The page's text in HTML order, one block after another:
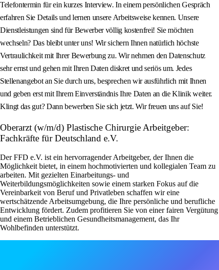
Telefontermin für ein kurzes Interview. In einem persönlichen Gespräch
erfahren Sie Details und lernen unsere Arbeitsweise kennen. Unsere
Dienstleistungen sind für Bewerber völlig kostenfrei! Sie möchten
wechseln? Das bleibt unter uns! Wir sichern Ihnen natürlich höchste
Vertraulichkeit mit Ihrer Bewerbung zu. Wir nehmen den Datenschutz
sehr ernst und gehen mit Ihren Daten diskret und seriös um. Jedes
Stellenangebot an Sie durch uns, besprechen wir ausführlich mit Ihnen
und geben erst mit Ihrem Einverständnis Ihre Daten an die Klinik weiter.
Klingt das gut? Dann bewerben Sie sich jetzt. Wir freuen uns auf Sie!
Oberarzt (w/m/d) Plastische Chirurgie Arbeitgeber:
Fachkräfte für Deutschland e.V.
Der FFD e.V. ist ein hervorragender Arbeitgeber, der Ihnen die
Möglichkeit bietet, in einem hochmotivierten und kollegialen Team zu
arbeiten. Mit gezielten Einarbeitungs- und
Weiterbildungsmöglichkeiten sowie einem starken Fokus auf die
Vereinbarkeit von Beruf und Privatleben schaffen wir eine
wertschätzende Arbeitsumgebung, die Ihre persönliche und berufliche
Entwicklung fördert. Zudem profitieren Sie von einer fairen Vergütung
und einem Betrieblichen Gesundheitsmanagement, das Ihr
Wohlbefinden unterstützt.